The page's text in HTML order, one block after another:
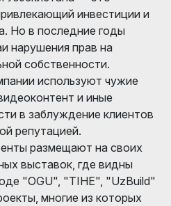
инвестиции и
Но в последние годы
нарушения прав на
собственности.
используют чужие
и иные
в заблуждение клиентов
репутацией.
размещают на своих
выставок, где видны
"OGU", "TIHE", "UzBuild"
многие из которых